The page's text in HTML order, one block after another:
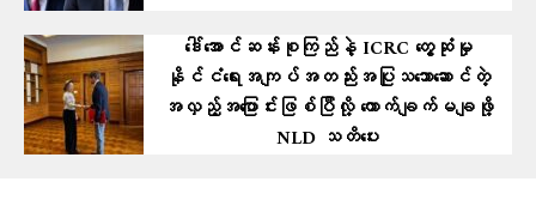
ဒေါ်အောင်ဆန်းစုကြည်နဲ့ ICRC တွေ့ဆုံမှု
နိုင်ငံရေးအကျပ်အတည်းအပြုသဘောဆောင်တဲ့
အလှည့်အပြောင်းဖြစ်ပြီလို့ ကောက်ချက်မချဖို့
NLD သတိပေး